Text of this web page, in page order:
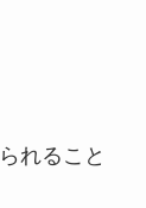
れること